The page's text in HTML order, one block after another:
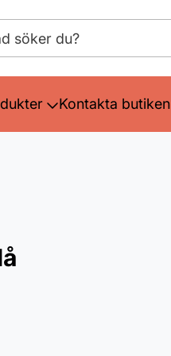
Kontakta butiken